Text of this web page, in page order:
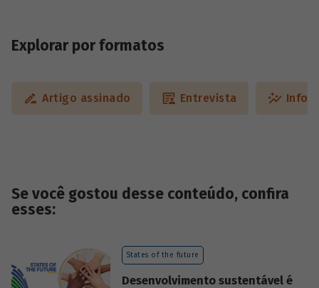
Explorar por formatos
Artigo assinado Entrevista
Se você gostou desse conteúdo, confira
esses:
States of the future
Desenvolvimento sustentável é